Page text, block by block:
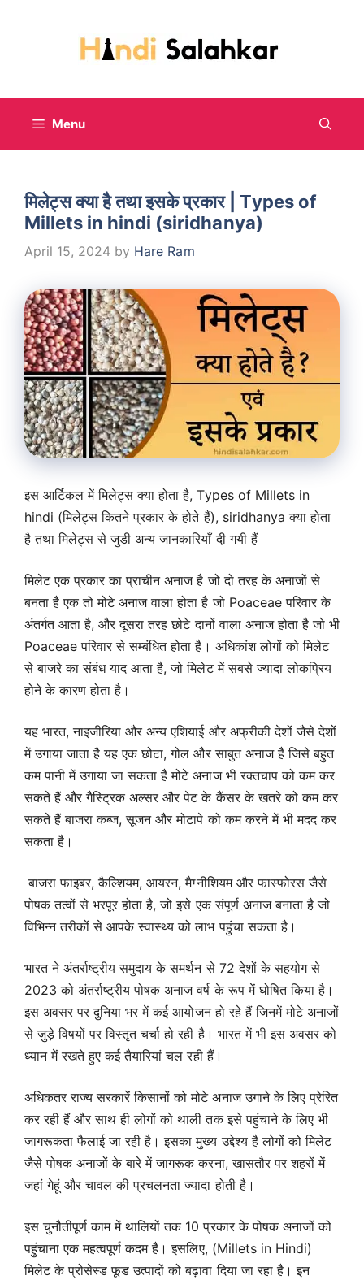
Menu
मिलेट्स क्या है तथा इसके प्रकार | Types of
Millets in hindi (siridhanya)
April 15, 2024 by Hare Ram
इस आर्टिकल में मिलेट्स क्या होता है, Types of Millets in
hindi (मिलेट्स कितने प्रकार के होते हैं), siridhanya क्या होता
है तथा मिलेट्स से जुडी अन्य जानकारियाँ दी गयी हैं
मिलेट एक प्रकार का प्राचीन अनाज है जो दो तरह के अनाजों से
बनता है एक तो मोटे अनाज वाला होता है जो Poaceae परिवार के
अंतर्गत आता है, और दूसरा तरह छोटे दानों वाला अनाज होता है जो भी
Poaceae परिवार से सम्बंधित होता है। अधिकांश लोगों को मिलेट
से बाजरे का संबंध याद आता है, जो मिलेट में सबसे ज्यादा लोकप्रिय
होने के कारण होता है।
यह भारत, नाइजीरिया और अन्य एशियाई और अफ्रीकी देशों जैसे देशों
में उगाया जाता है यह एक छोटा, गोल और साबुत अनाज है जिसे बहुत
कम पानी में उगाया जा सकता है मोटे अनाज भी रक्तचाप को कम कर
सकते हैं और गैस्ट्रिक अल्सर और पेट के कैंसर के खतरे को कम कर
सकते हैं बाजरा कब्ज, सूजन और मोटापे को कम करने में भी मदद कर
सकता है।
बाजरा फाइबर, कैल्शियम, आयरन, मैग्नीशियम और फास्फोरस जैसे
पोषक तत्वों से भरपूर होता है, जो इसे एक संपूर्ण अनाज बनाता है जो
विभिन्न तरीकों से आपके स्वास्थ्य को लाभ पहुंचा सकता है।
भारत ने अंतर्राष्ट्रीय समुदाय के समर्थन से 72 देशों के सहयोग से
2023 को अंतर्राष्ट्रीय पोषक अनाज वर्ष के रूप में घोषित किया है।
इस अवसर पर दुनिया भर में कई आयोजन हो रहे हैं जिनमें मोटे अनाजों
से जुड़े विषयों पर विस्तृत चर्चा हो रही है। भारत में भी इस अवसर को
ध्यान में रखते हुए कई तैयारियां चल रही हैं।
अधिकतर राज्य सरकारें किसानों को मोटे अनाज उगाने के लिए प्रेरित
कर रही हैं और साथ ही लोगों को थाली तक इसे पहुंचाने के लिए भी
जागरूकता फैलाई जा रही है। इसका मुख्य उद्देश्य है लोगों को मिलेट
जैसे पोषक अनाजों के बारे में जागरूक करना, खासतौर पर शहरों में
जहां गेहूं और चावल की प्रचलनता ज्यादा होती है।
इस चुनौतीपूर्ण काम में थालियों तक 10 प्रकार के पोषक अनाजों को
पहुंचाना एक महत्वपूर्ण कदम है। इसलिए, (Millets in Hindi)
मिलेट के प्रोसेस्ड फूड उत्पादों को बढ़ावा दिया जा रहा है। इन